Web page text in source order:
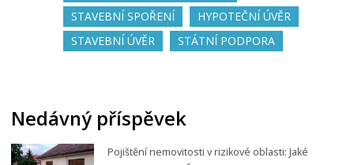
STAVEBNÍ SPOŘENÍ
HYPOTEČNÍ ÚVĚR
STAVEBNÍ ÚVĚR
STÁTNÍ PODPORA
Nedávný příspěvek
Pojištění nemovitosti v rizikové oblasti: Jaké